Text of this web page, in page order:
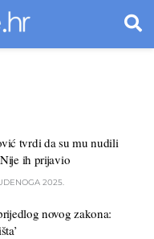
tvrdi da su mu nudili
ih prijavio
2025.
novog zakona: